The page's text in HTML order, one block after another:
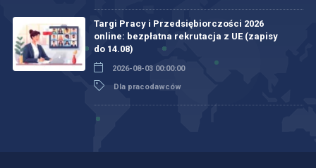
Targi Pracy i Przedsiębiorczości 2026
online: bezpłatna rekrutacja z UE (zapisy
do 14.08)
2026-08-03 00:00:00
Dla pracodawców